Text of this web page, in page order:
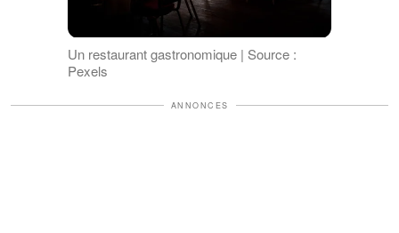
Un restaurant gastronomique | Source :
Pexels
ANNONCES